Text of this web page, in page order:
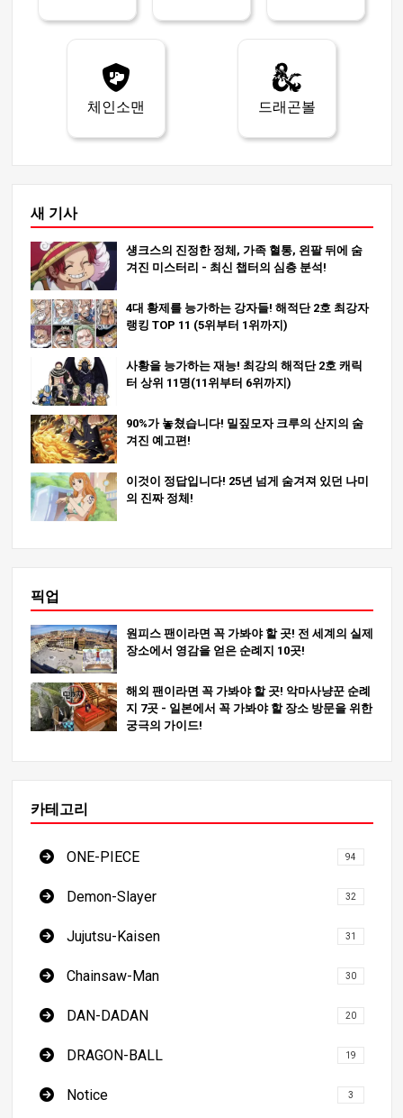
체인소맨 드래곤볼
새 기사
섕크스의 진정한 정체, 가족 혈통, 왼팔 뒤에 숨
겨진 미스터리 - 최신 챕터의 심층 분석!
4대 황제를 능가하는 강자들! 해적단 2호 최강자
랭킹 TOP 11 (5위부터 1위까지)
사황을 능가하는 재능! 최강의 해적단 2호 캐릭
터 상위 11명(11위부터 6위까지)
90%가 놓쳤습니다! 밀짚모자 크루의 산지의 숨
겨진 예고편!
이것이 정답입니다! 25년 넘게 숨겨져 있던 나미
의 진짜 정체!
픽업
원피스 팬이라면 꼭 가봐야 할 곳! 전 세계의 실제
장소에서 영감을 얻은 순례지 10곳!
해외 팬이라면 꼭 가봐야 할 곳! 악마사냥꾼 순례
지 7곳 - 일본에서 꼭 가봐야 할 장소 방문을 위한
궁극의 가이드!
카테고리
ONE-PIECE 94
Demon-Slayer 32
Jujutsu-Kaisen 31
Chainsaw-Man 30
DAN-DADAN 20
DRAGON-BALL 19
Notice 3